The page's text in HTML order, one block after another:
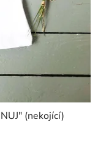
(nekojící)